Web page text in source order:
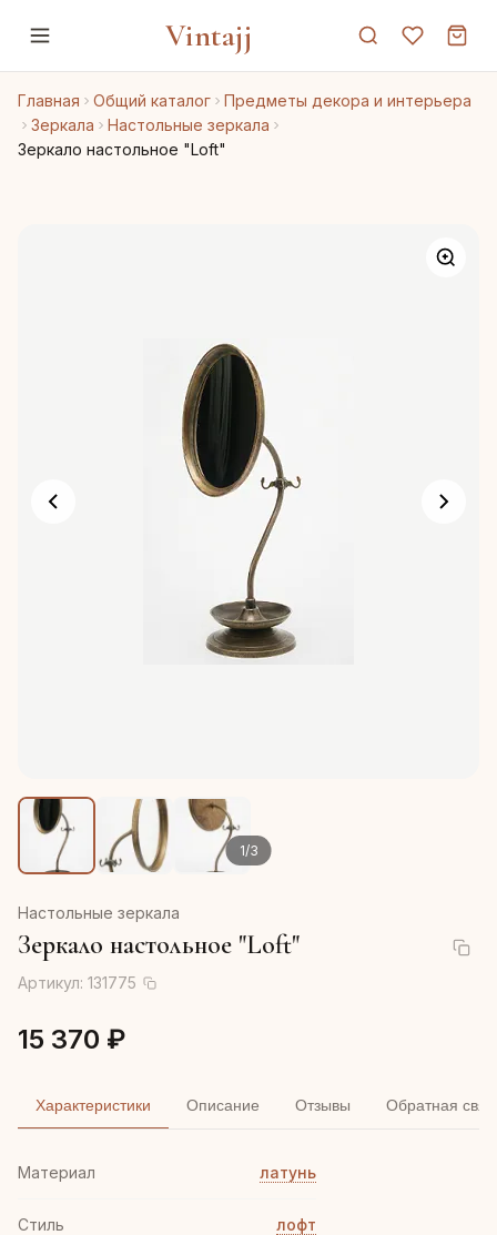
Vintajj
Главная Общий каталог
Предметы декора и интерьера
Зеркала
Настольные зеркала
Зеркало настольное "Loft"
1/3
Настольные зеркала
Зеркало настольное "Loft"
Артикул: 131775
15 370 ₽
Характеристики Описание Отзывы Обратная
Материал латунь
Стиль лофт